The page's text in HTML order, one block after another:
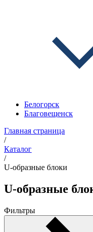
Белогорск
Благовещенск
Главная страница
/
Каталог
/
U-образные блоки
U-образные
Фильтры